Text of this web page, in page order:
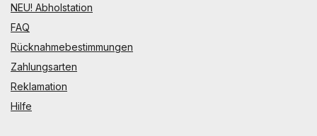
NEU! Abholstation
FAQ
Rücknahmebestimmungen
Zahlungsarten
Reklamation
Hilfe